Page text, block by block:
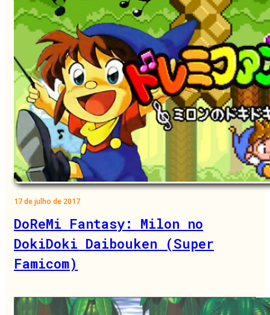
17 de julho de 2017
DoReMi Fantasy: Milon no
DokiDoki Daibouken (Super
Famicom)